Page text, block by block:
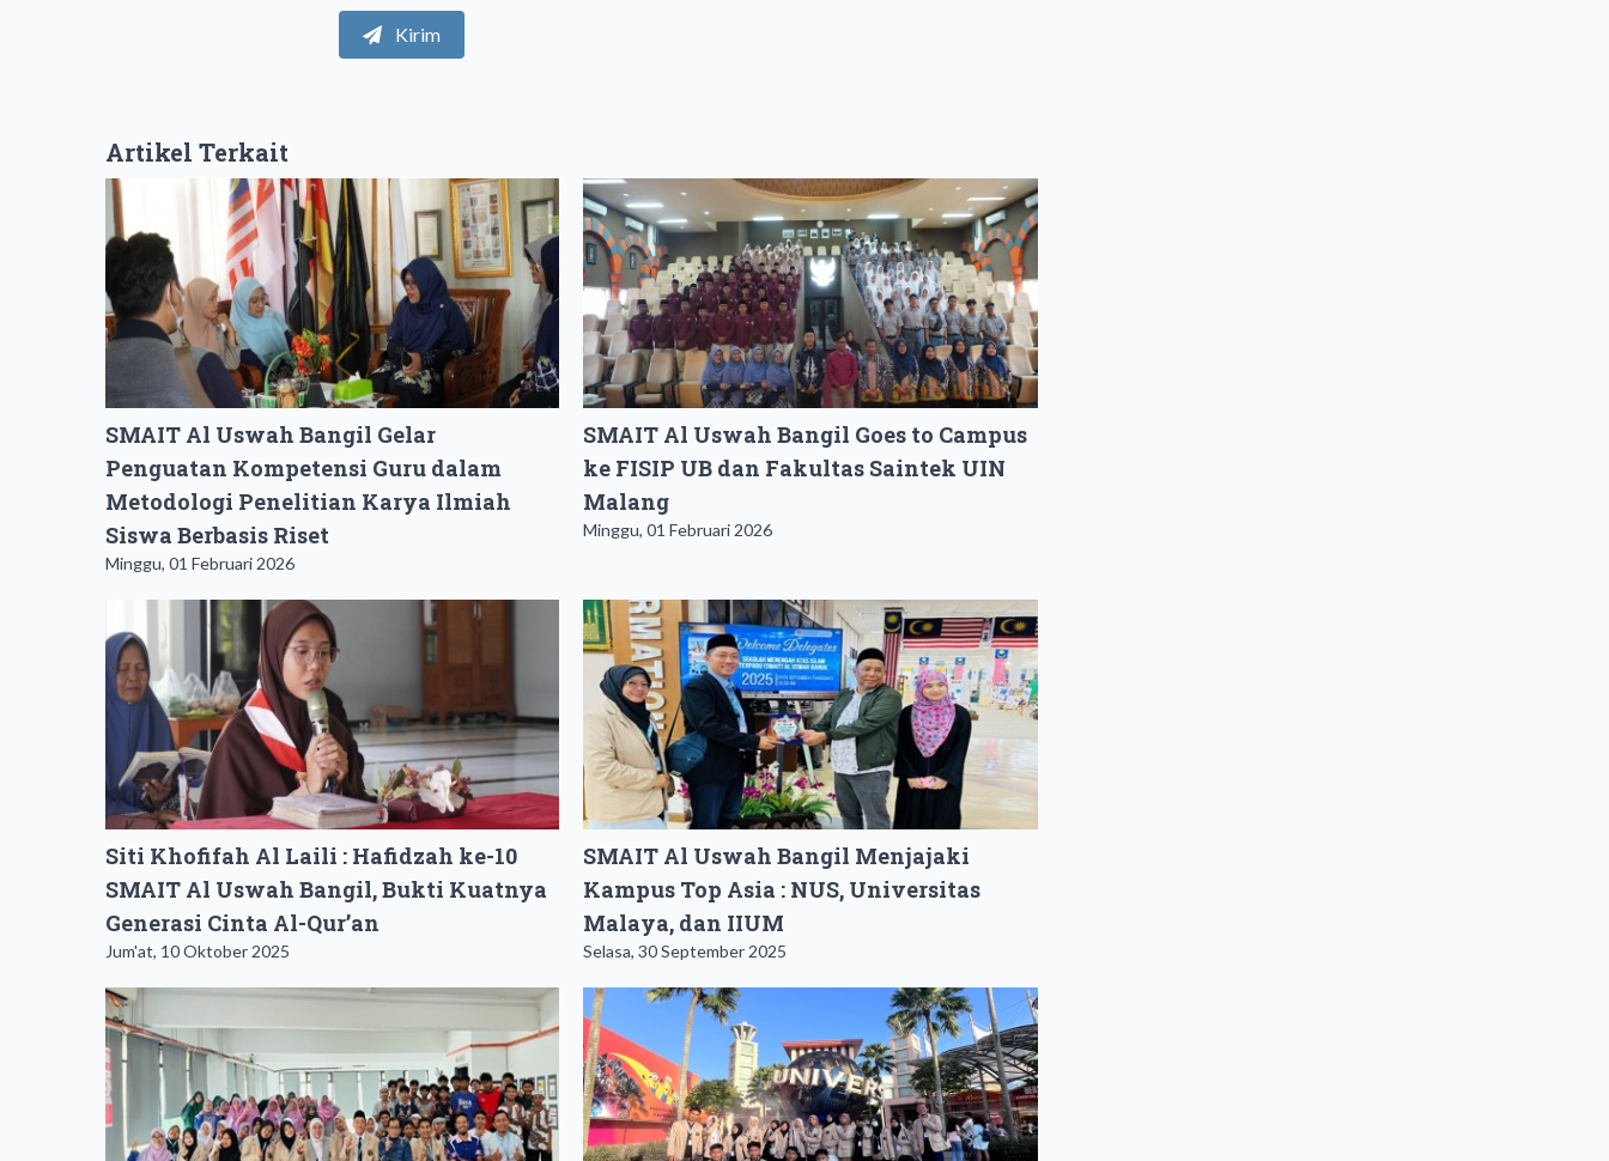
Kirim
Artikel Terkait
SMAIT Al Uswah Bangil Gelar
Penguatan Kompetensi Guru dalam
Metodologi Penelitian Karya Ilmiah
Siswa Berbasis Riset
Minggu, 01 Februari 2026
SMAIT Al Uswah Bangil Goes to Campus
ke FISIP UB dan Fakultas Saintek UIN
Malang
Minggu, 01 Februari 2026
Siti Khofifah Al Laili : Hafidzah ke-10
SMAIT Al Uswah Bangil, Bukti Kuatnya
Generasi Cinta Al-Qur’an
Jum'at, 10 Oktober 2025
SMAIT Al Uswah Bangil Menjajaki
Kampus Top Asia : NUS, Universitas
Malaya, dan IIUM
Selasa, 30 September 2025